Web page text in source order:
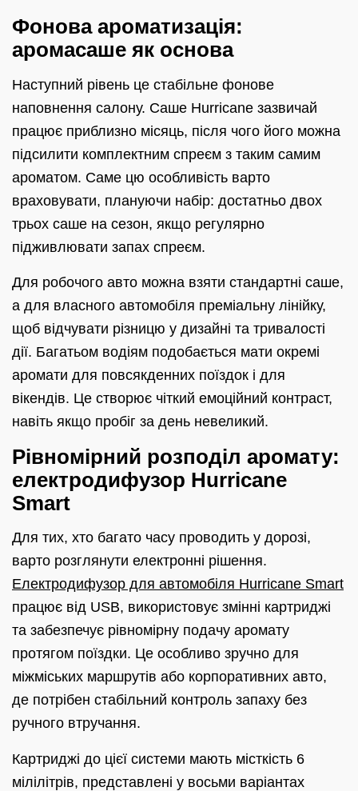
Фонова ароматизація:
аромасаше як основа
Наступний рівень це стабільне фонове
наповнення салону. Саше Hurricane зазвичай
працює приблизно місяць, після чого його можна
підсилити комплектним спреєм з таким самим
ароматом. Саме цю особливість варто
враховувати, плануючи набір: достатньо двох
трьох саше на сезон, якщо регулярно
підживлювати запах спреєм.
Для робочого авто можна взяти стандартні саше,
а для власного автомобіля преміальну лінійку,
щоб відчувати різницю у дизайні та тривалості
дії. Багатьом водіям подобається мати окремі
аромати для повсякденних поїздок і для
вікендів. Це створює чіткий емоційний контраст,
навіть якщо пробіг за день невеликий.
Рівномірний розподіл аромату:
електродифузор Hurricane
Smart
Для тих, хто багато часу проводить у дорозі,
варто розглянути електронні рішення.
Електродифузор для автомобіля Hurricane Smart
працює від USB, використовує змінні картриджі
та забезпечує рівномірну подачу аромату
протягом поїздки. Це особливо зручно для
міжміських маршрутів або корпоративних авто,
де потрібен стабільний контроль запаху без
ручного втручання.
Картриджі до цієї системи мають місткість 6
мілілітрів, представлені у восьми варіантах